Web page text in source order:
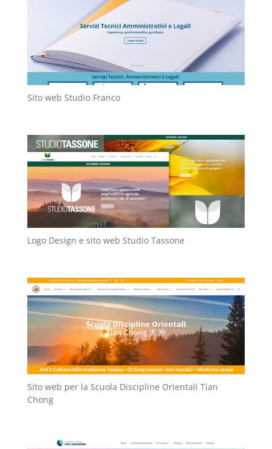
Sito web Studio Franco
Logo Design e sito web Studio Tassone
Sito web per la Scuola Discipline Orientali Tian
Chong